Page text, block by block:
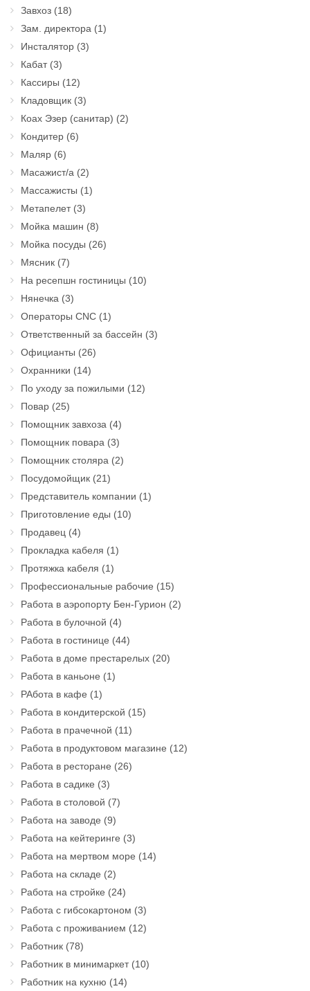
Завхоз (18)
Зам. директора (1)
Инсталятор (3)
Кабат(3)
Кассиры (12)
Кладовщик (3)
Коах Эзер (санитар) (2)
Кондитер (6)
Маляр (6)
Масажист/а (2)
Массажисты (1)
Метапелет(3)
Мойка машин (8)
Мойка посуды (26)
Мясник (7)
На ресепшн гостиницы (10)
Нянечка (3)
Операторы CNC (1)
Ответственный за бассейн (3)
Официанты (26)
Охранники (14)
По уходу за пожилыми (12)
Повар (25)
Помощник завхоза (4)
Помощник повара (3)
Помощник столяра (2)
Посудомойщик (21)
Представитель компании (1)
Приготовление еды (10)
Продавец (4)
Прокладка кабеля (1)
Протяжка кабеля (1)
Профессиональные рабочие (15)
Работа в аэропорту Бен-Гурион (2)
Работа в булочной (4)
Работа в гостинице (44)
Работа в доме престарелых (20)
Работа в каньоне (1)
РАбота в кафе (1)
Работа в кондитерской (15)
Работа в прачечной (11)
Работа в продуктовом магазине (12)
Работа в ресторане (26)
Работа в садике (3)
Работа в столовой (7)
Работа на заводе (9)
Работа на кейтеринге (3)
Работа на мертвом море (14)
Работа на складе (2)
Работа на стройке (24)
Работа с гибсокартоном (3)
Работа с проживанием (12)
Работник (78)
Работник в минимаркет(10)
Работник на кухню (14)